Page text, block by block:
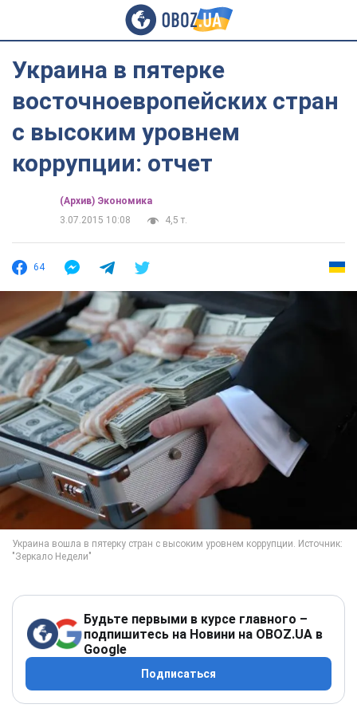
Украина в пятерке
восточноевропейских стран
с высоким уровнем
коррупции: отчет
(Архив) Экономика
3.07.2015 10:08
4,5 т.
64
Будьте первыми в курсе главного –
подпишитесь на Новини на OBOZ.UA в
Google
Подписаться